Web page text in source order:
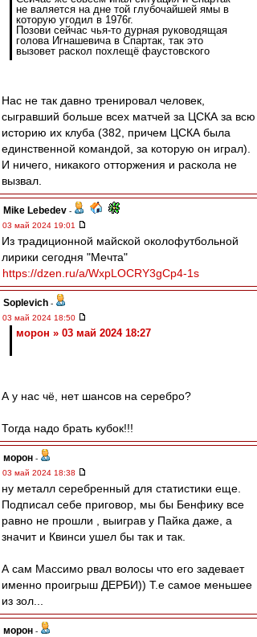
не валяется на дне той глубочайшей ямы в
которую угодил в 1976г.
Позови сейчас чья-то дурная руководящая
голова Игнашевича в Спартак, так это
вызовет раскол похлещё фаустовского
Нас не так давно тренировал человек,
сыгравший больше всех матчей за ЦСКА за всю
историю их клуба (382, причем ЦСКА была
единственной командой, за которую он играл).
И ничего, никакого отторжения и раскола не
вызвал.
Mike Lebedev -
03 май 2024 19:01
Из традиционной майской околофутбольной
лирики сегодня "Мечта"
https://dzen.ru/a/WxpLOCRY3gCp4-1s
Soplevich -
03 май 2024 18:50
морон » 03 май 2024 18:27
А у нас чё, нет шансов на серебро?
Тогда надо брать кубок!!!
морон -
03 май 2024 18:38
ну металл серебренный для статистики еще.
Подписал себе приговор, мы бы Бенфику все
равно не прошли , выиграв у Пайка даже, а
значит и Квинси ушел бы так и так.
А сам Массимо рвал волосы что его задевает
именно проигрыш ДЕРБИ)) Т.е самое меньшее
из зол...
морон -